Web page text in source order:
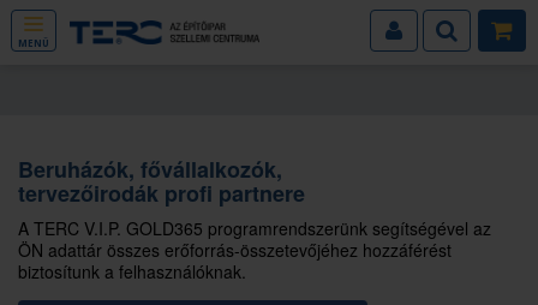
MENÜ
Beruházók, fővállalkozók,
tervezőirodák profi partnere
A TERC V.I.P. GOLD365 programrendszerünk segítségével az
ÖN adattár összes erőforrás-összetevőjéhez hozzáférést
biztosítunk a felhasználóknak.